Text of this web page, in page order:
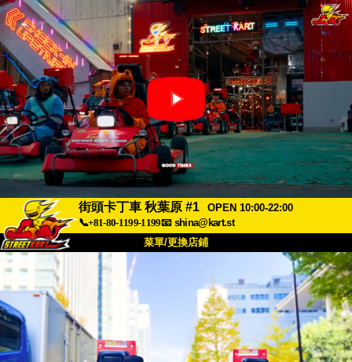
街頭卡丁車 秋葉原 #1
OPEN 10:00-22:00
📞+81-80-1199-1199📧 shina@kart.st
菜單/更換店鋪
關於我們 價格
交通資訊 顧客評價 常見問題
公司 預訂